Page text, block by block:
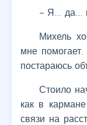
– Я… да…
Михель
мне
постараюсь
Стоило
как в
связи на